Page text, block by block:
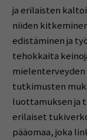
ja erilaisten
niiden
edistäminen ja
tehokkaita
mielenterveyden
tutkimusten
luottamuksen ja
erilaiset
pääomaa, joka